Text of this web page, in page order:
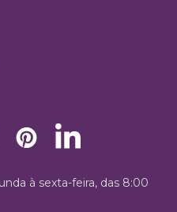
à sexta-feira, das 8:00